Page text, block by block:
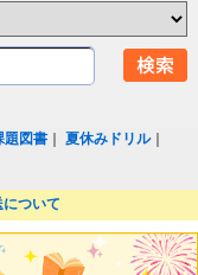
題図書 ｜夏休みドリル｜
について